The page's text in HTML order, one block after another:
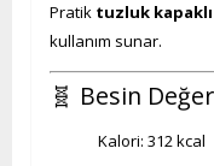
Pratik tuzluk kapaklı
kullanım sunar.
🧬 Besin
Kalori: 312 kcal